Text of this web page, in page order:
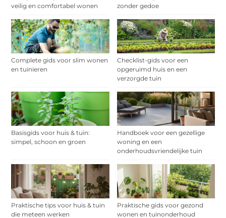
veilig en comfortabel wonen
zonder gedoe
Complete gids voor slim wonen
en tuinieren
Checklist-gids voor een
opgeruimd huis en een
verzorgde tuin
Basisgids voor huis & tuin:
simpel, schoon en groen
Handboek voor een gezellige
woning en een
onderhoudsvriendelijke tuin
Praktische tips voor huis & tuin
die meteen werken
Praktische gids voor gezond
wonen en tuinonderhoud